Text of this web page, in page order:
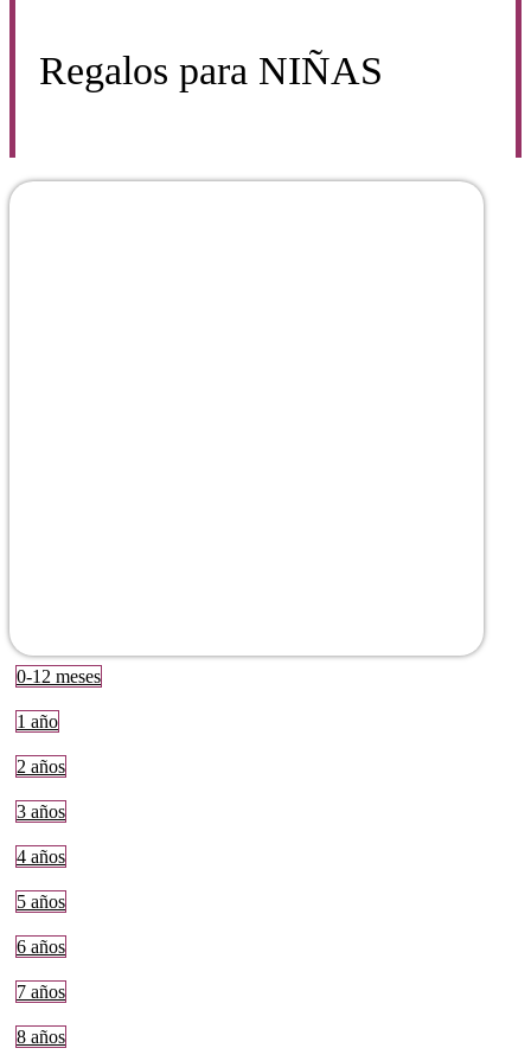
Regalos para NIÑAS
0-12 meses
1 año
2 años
3 años
4 años
5 años
6 años
7 años
8 años